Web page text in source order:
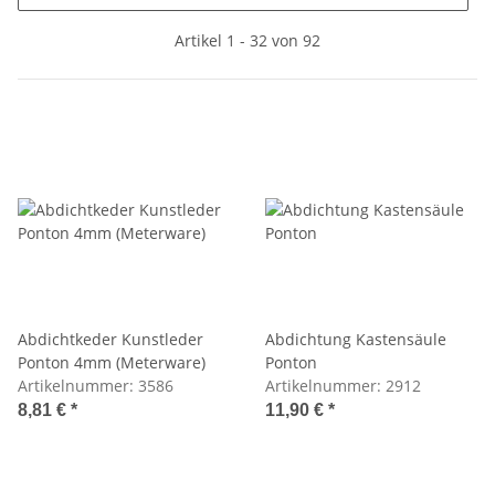
Artikel 1 - 32 von 92
Abdichtkeder Kunstleder
Ponton 4mm (Meterware)
Artikelnummer: 3586
8,81 € *
Abdichtung Kastensäule
Ponton
Artikelnummer: 2912
11,90 € *